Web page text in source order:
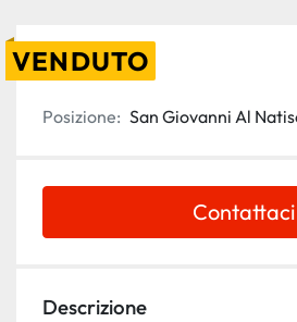
VENDUTO
Posizione: San Giovanni Al
Contattaci
Descrizione